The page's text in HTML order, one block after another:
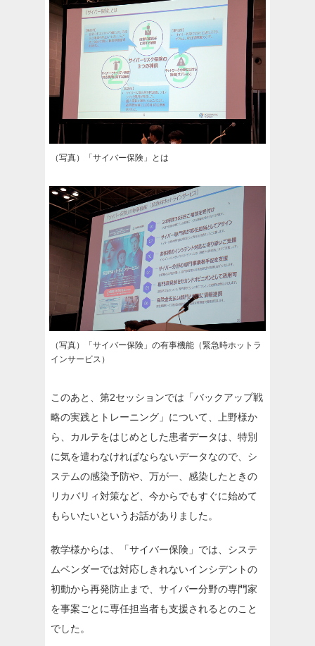
（写真）「サイバー保険」とは
（写真）「サイバー保険」の有事機能（緊急時ホットラ
インサービス）
このあと、第2セッションでは「バックアップ戦
略の実践とトレーニング」について、上野様か
ら、カルテをはじめとした患者データは、特別
に気を遣わなければならないデータなので、シ
ステムの感染予防や、万が一、感染したときの
リカバリィ対策など、今からでもすぐに始めて
もらいたいというお話がありました。
教学様からは、「サイバー保険」では、システ
ムベンダーでは対応しきれないインシデントの
初動から再発防止まで、サイバー分野の専門家
を事案ごとに専任担当者も支援されるとのこと
でした。